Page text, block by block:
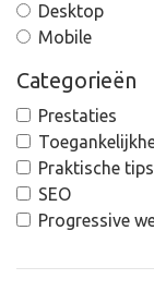
Desktop
Mobile
Categorieën
Prestaties
Praktische tips
SEO
Progressive